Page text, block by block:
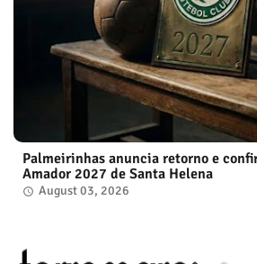
Palmeirinhas anuncia retorno e
Amador 2027 de Santa Helena
August 03, 2026